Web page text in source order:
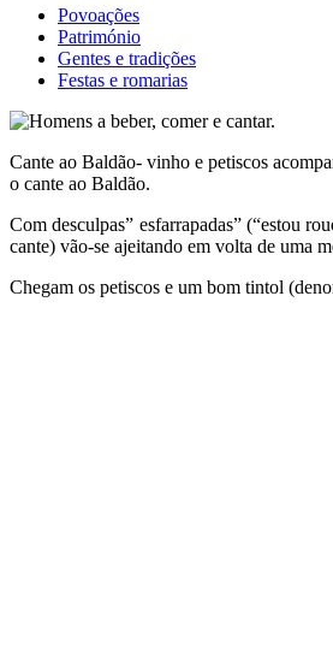
Povoações
Património
Gentes e tradições
Festas e romarias
Cante ao Baldão- vinho e petiscos
o cante ao Baldão.
Com desculpas” esfarrapadas” (“estou
cante) vão-se ajeitando em volta de uma
Chegam os petiscos e um bom tintol